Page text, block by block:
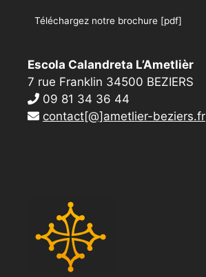
Téléchargez notre brochure [pdf]
Escola Calandreta L’Ametlièr
7 rue Franklin 34500 BEZIERS
09 81 34 36 44
contact[@]ametlier-beziers.fr